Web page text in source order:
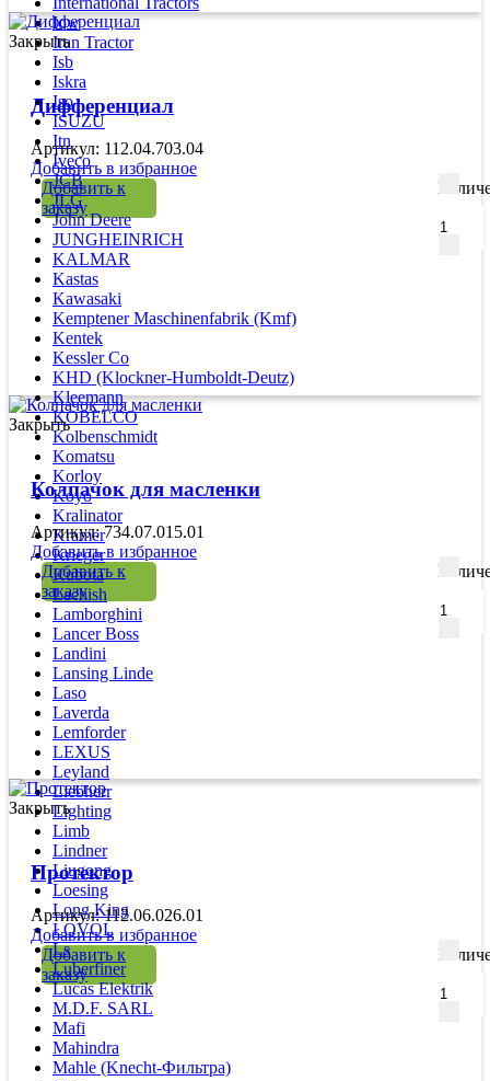
Iow
Iran Tractor
Isb
Iskra
Iso
ISUZU
Itn
Iveco
JCB
JLG
John Deere
JUNGHEINRICH
KALMAR
Kastas
Kawasaki
Kemptener Maschinenfabrik (Kmf)
Kentek
Kessler Co
KHD (Klockner-Humboldt-Deutz)
Kleemann
KOBELCO
Kolbenschmidt
Komatsu
Korloy
Koyo
Kralinator
Kramer
Krieger
Kubota
Lachish
Lamborghini
Lancer Boss
Landini
Lansing Linde
Laso
Laverda
Lemforder
LEXUS
Leyland
Liebherr
Lighting
Limb
Lindner
Liugong
Loesing
Long King
LOVOL
Ls
Luberfiner
Lucas Elektrik
M.D.F. SARL
Mafi
Mahindra
Mahle (Knecht-Фильтра)
Закрыть
Дифференциал
Артикул: 112.04.703.04
Добавить в избранное
Добавить к
заказу
Закрыть
Колпачок для масленки
Артикул: 734.07.015.01
Добавить в избранное
Добавить к
заказу
Закрыть
Протектор
Артикул: 112.06.026.01
Добавить в избранное
Добавить к
заказу